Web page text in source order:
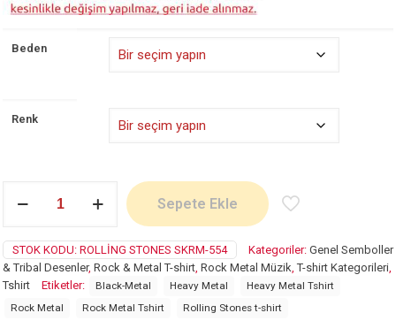
Beden
Renk
Stones
Sepete Ekle
STOK KODU: ROLLING STONES SKRM-554 Kategoriler: Genel Semboller
& Tribal Desenler, Rock & Metal T-shirt Rock Metal Müzik ,T-shirt Kategorileri
Tshirt
Etiketler: Black-Metal Heavy Metal
Heavy Metal Tshirt
Rock Metal
Rock Metal Tshirt Rolling Stones t-shirt